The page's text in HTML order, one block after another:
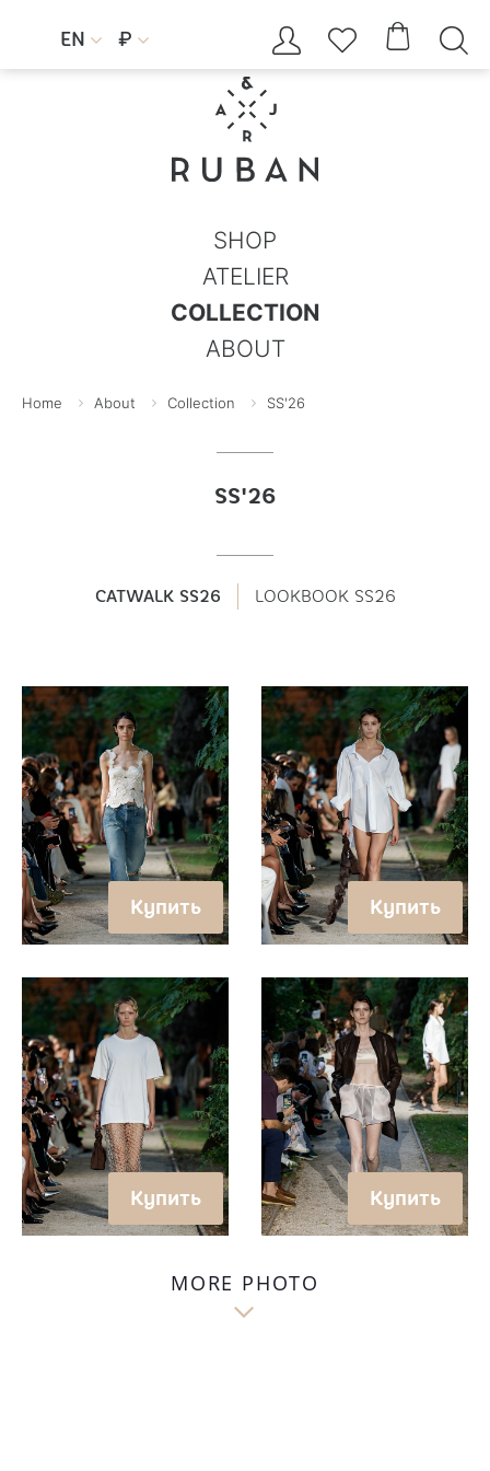
EN  ₽     
SHOP
ATELIER
COLLECTION
ABOUT
Home About Collection SS'26
SS'26
CATWALK SS26 LOOKBOOK SS26
Купить Купить
Купить Купить
MORE PHOTO
